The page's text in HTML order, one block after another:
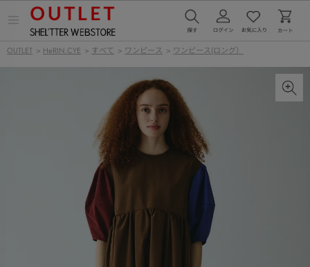
ー
OUTLET > HeRIN.CYE > すべて > ワンピース > ワンピース(ロング）